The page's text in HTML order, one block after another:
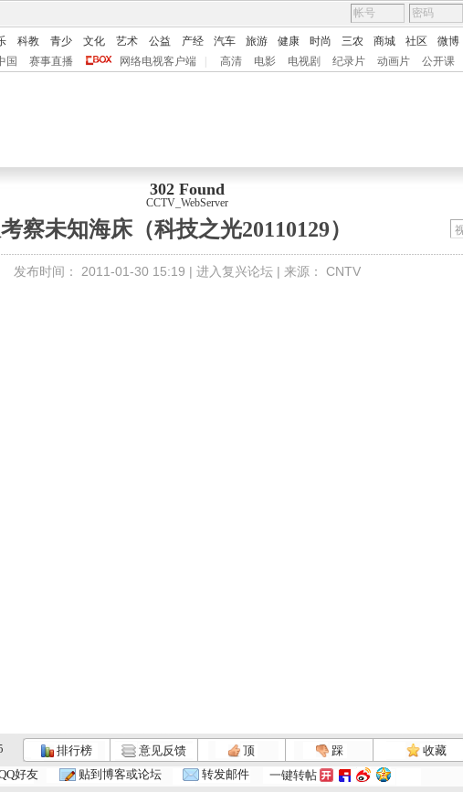
科教 青少 文化 艺术 公益 产经 汽车 旅游 健康 时尚 三农 商城 社区 微博
国 赛事直播 网络电视客户端 高清 电影 电视剧 纪录片 动画片 公开课
302 Found
CCTV_WebServer
察未知海床（科技之光20110129）
发布时间： 2011-01-30 15:19 | 进入复兴论坛 | 来源： CNTV
排行榜 意见反馈 顶 踩
收藏
好友 贴到博客或论坛 转发邮件 一键转帖